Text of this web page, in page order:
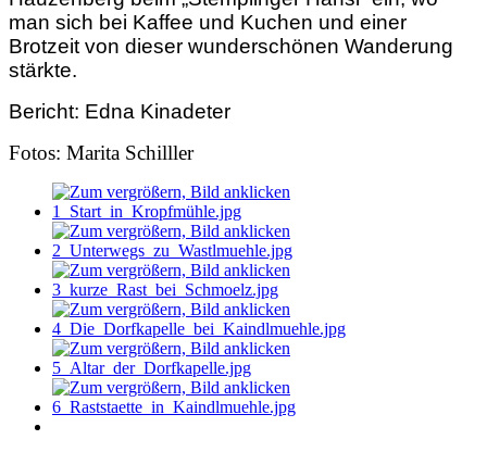
man sich bei Kaffee und Kuchen und einer
Brotzeit von dieser wunderschönen Wanderung
stärkte.
Bericht: Edna Kinadeter
Fotos: Marita Schilller